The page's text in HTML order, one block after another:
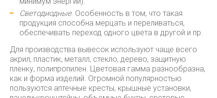
Светодиодные. Особенность в том, что такая
продукция способна мерцать и переливаться,
обеспечивать переход одного цвета в другой и пр.
Для производства вывесок используют чаще всего
акрил, пластик, металл, стекло, дерево, защитную
пленку, полипропилен. Цветовая гамма разнообразна,
как и форма изделий. Огромной популярностью
пользуются аптечные кресты, крышные установки,